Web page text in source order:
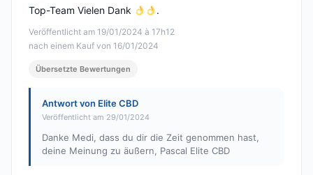
Veröffentlicht am 19/01/2024 à 17h12
nach einem Kauf von 16/01/2024
Top-Team Vielen Dank .
Übersetzte Bewertungen
Antwort von Elite CBD
Veröffentlicht am 29/01/2024
Danke Medi, dass du dir die Zeit genommen hast,
deine Meinung zu äußern, Pascal Elite CBD